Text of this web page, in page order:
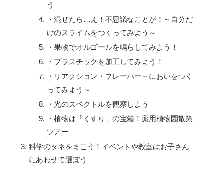
う
・混ぜたら…え！不思議なことが！～自分だ
けのスライムをつくってみよう～
・果物でオルゴールを鳴らしてみよう！
・プラスチックを加工してみよう！
・リアクション・フレーバー～においをつく
ってみよう～
・光のスペクトルを観察しよう
・植物は「くすり」の宝箱！薬用植物園散策
ツアー
科学のタネをまこう！イベントや教室はお子さん
にあわせて選ぼう